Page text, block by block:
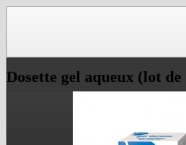
Dosette gel aqueux (lot de